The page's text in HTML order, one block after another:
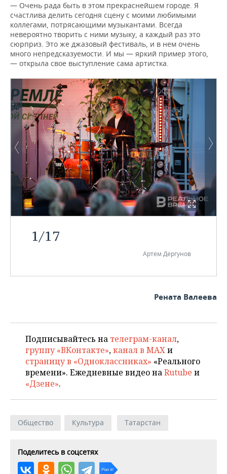
— Очень рада быть в этом прекраснейшем городе. Я
счастлива делить сегодня сцену с моими любимыми
коллегами, потрясающими музыкантами. Всегда
невероятно творить с ними музыку, а каждый раз это
сюрприз. Это же джазовый фестиваль, и в нем очень
много непредсказуемости. И мы — яркий пример этого,
— открыла свое выступление сама артистка.
1/17
Артем Дергунов
Рената Валеева
Подписывайтесь на телеграм-канал,
группу «ВКонтакте»,канал в MAXи
страницу в «Одноклассниках» «Реального
времени». Ежедневные видео наRutube и
«Дзене».
Общество Культура Татарстан
Поделитесь в соцсетях